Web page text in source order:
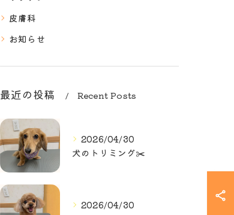
皮膚科
お知らせ
最近の投稿 Recent Posts
2026/04/30
犬のトリミング✂️
2026/04/30